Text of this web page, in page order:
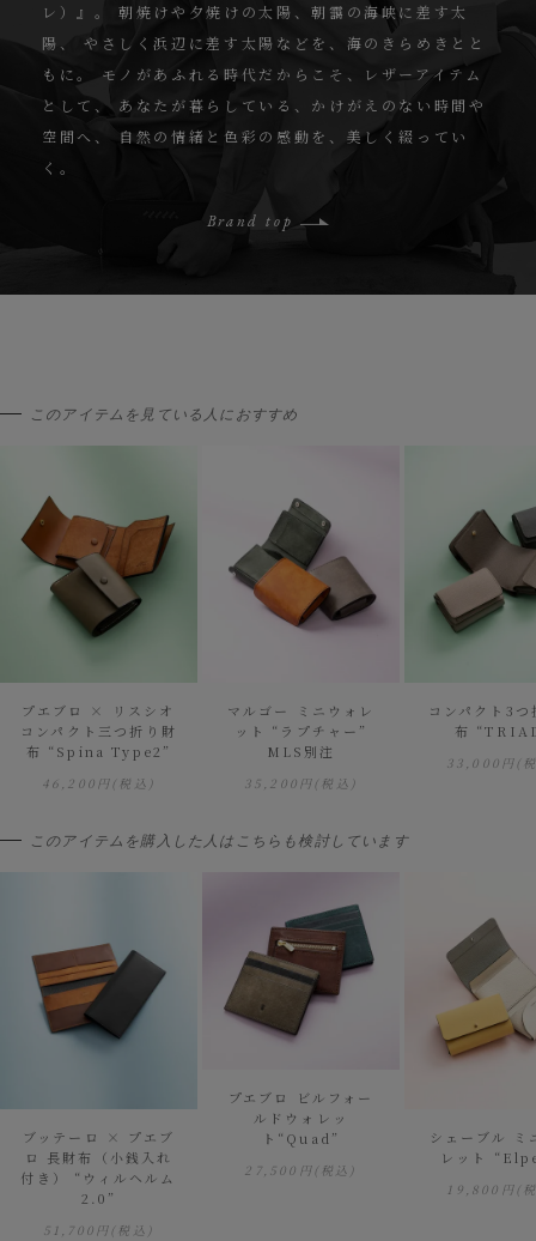
レ）』。
朝焼けや夕焼けの太陽、朝靄の海峡に差す太
陽、
やさしく浜辺に差す太陽などを、海のきらめきとと
もに。
モノがあふれる時代だからこそ、レザーアイテム
として、 あなたが暮らしている、かけがえのない時間や
空間へ、
自然の情緒と色彩の感動を、美しく綴ってい
く。
Brand top
このアイテムを見ている人におすすめ
プエブロ × リスシオ
コンパクト三つ折り財
布 “Spina Type2”
46,200円(税込)
マルゴー ミニウォレ
ット “ラプチャー”
MLS別注
35,200円(税込)
コンパクト3つ
布
33,000円(
このアイテムを購入した人はこちらも検討しています
ブッテーロ × プエブ
ロ 長財布（小銭入れ
付き） “ウィルヘルム
2.0”
51,700円(税込)
プエブロ ビルフォー
ルドウォレッ
ト“Quad”
27,500円(税込)
シェーブル ミ
レット
19,800円(